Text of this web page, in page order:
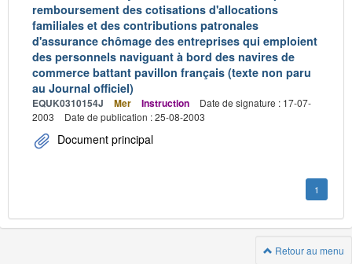
remboursement des cotisations d'allocations
familiales et des contributions patronales
d'assurance chômage des entreprises qui emploient
des personnels naviguant à bord des navires de
commerce battant pavillon français (texte non paru
au Journal officiel)
EQUK0310154J Mer Instruction
Date de signature : 17-07-
2003
Date de publication : 25-08-2003
Document principal
1
Retour au menu